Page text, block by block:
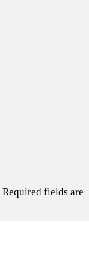
Required fields are